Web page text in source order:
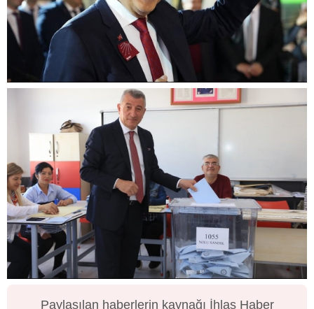
Paylaşılan haberlerin kaynağı İhlas Haber